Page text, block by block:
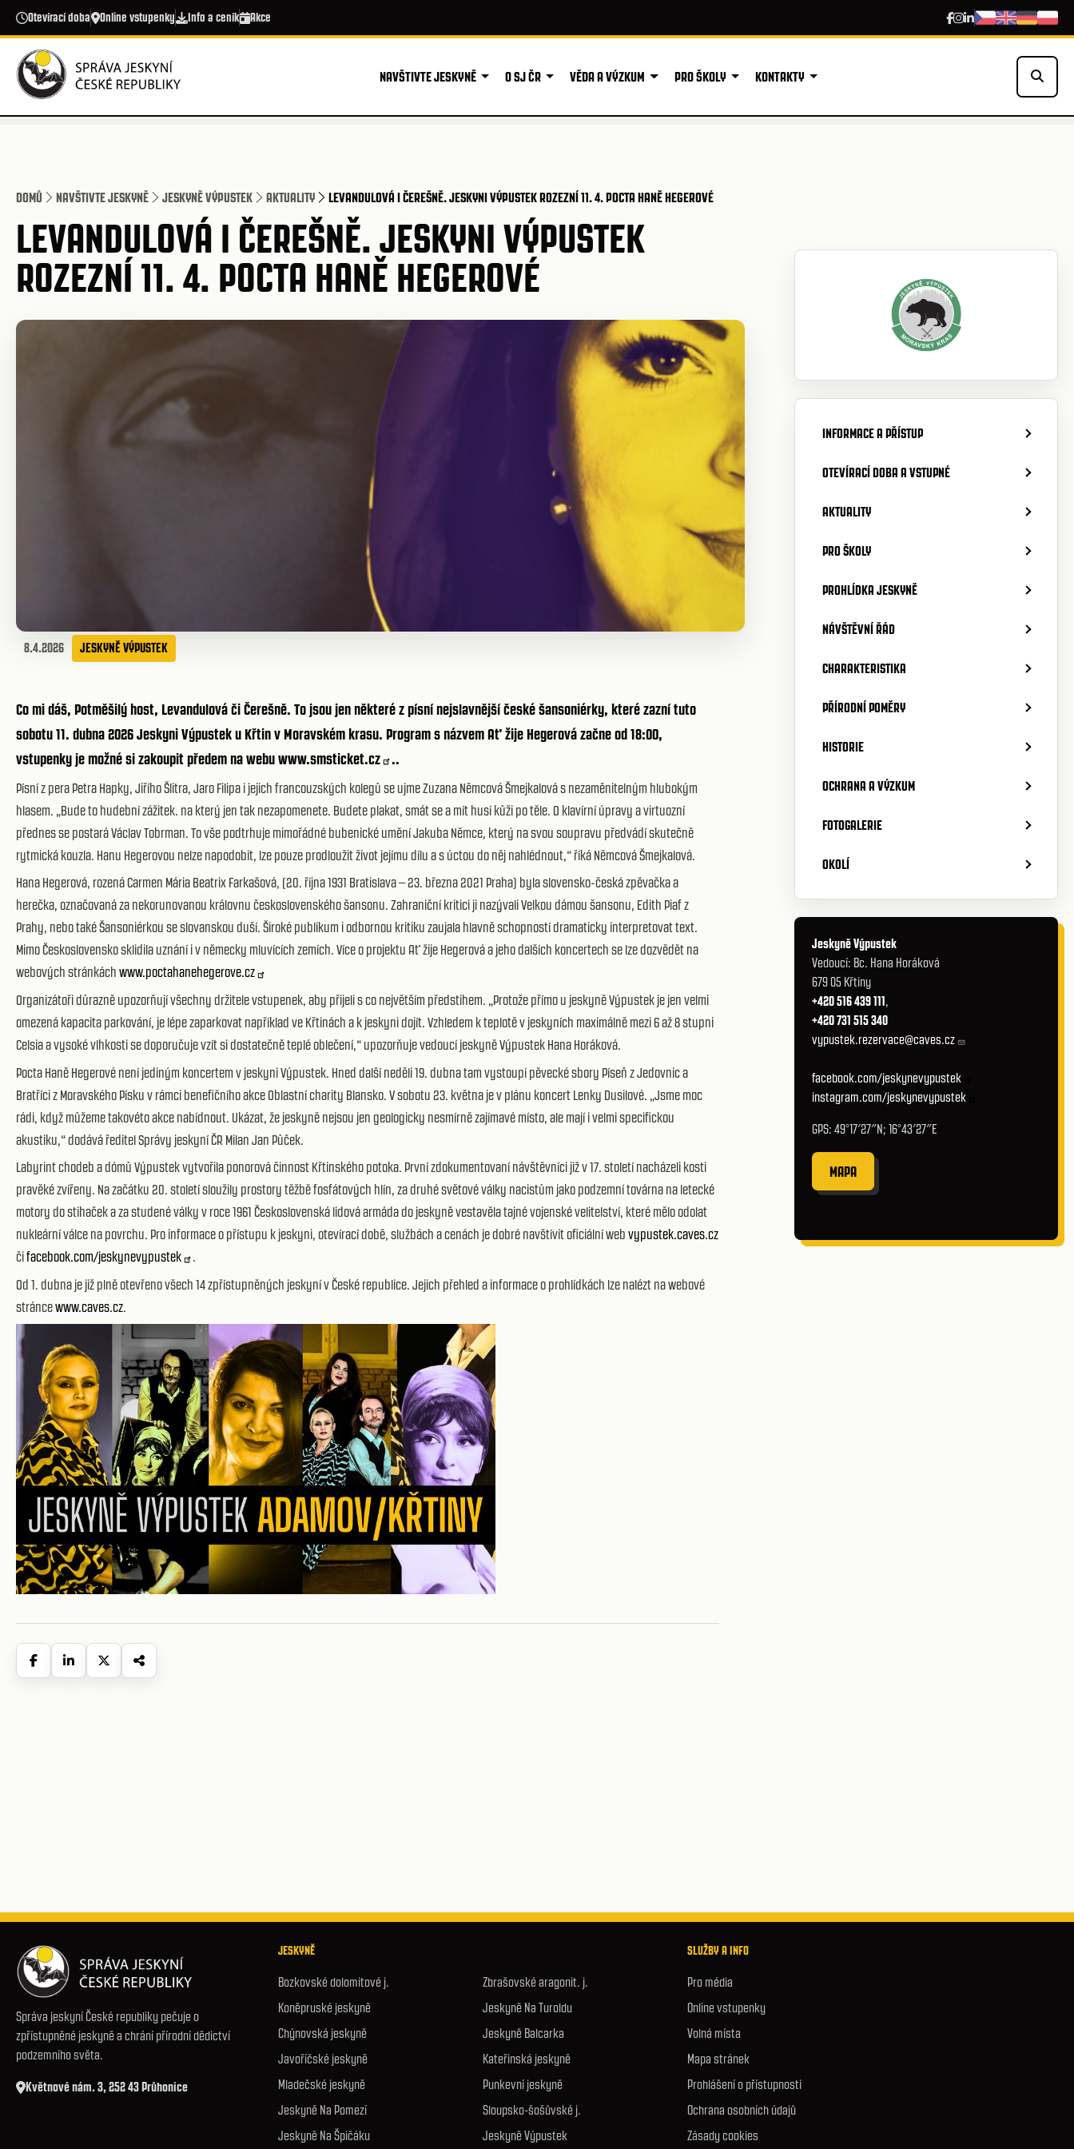
Přejít k hlavnímu obsahu
Otevírací doba Online vstupenky Info a ceník Akce
NAVŠTIVTE JESKYNĚ O SJ ČR VĚDA A VÝZKUM PRO ŠKOLY KONTAKTY
DOMŮ NAVŠTIVTE JESKYNĚ JESKYNĚ VÝPUSTEK AKTUALITY LEVANDULOVÁ I ČEREŠNĚ. JESKYNI VÝPUSTEK ROZEZNÍ 11. 4. POCTA HANĚ HEGEROVÉ
LEVANDULOVÁ I ČEREŠNĚ. JESKYNI VÝPUSTEK
ROZEZNÍ 11. 4. POCTA HANĚ HEGEROVÉ
8.4.2026 JESKYNĚ VÝPUSTEK
Co mi dáš, Potměšilý host, Levandulová či Čerešně. To jsou jen některé z písní nejslavnější české šansoniérky, které zazní tuto
sobotu 11. dubna 2026 Jeskyni Výpustek u Křtin v Moravském krasu. Program s názvem Ať žije Hegerová začne od 18:00,
vstupenky je možné si zakoupit předem na webuwww.smsticket.cz ..
Písní z pera Petra Hapky, Jiřího Šlitra, Jaro Filipa i jejich francouzských kolegů se ujme Zuzana Němcová Šmejkalová s nezaměnitelným hlubokým
hlasem. „Bude to hudební zážitek. na který jen tak nezapomenete. Budete plakat, smát se a mít husí kůži po těle. O klavírní úpravy a virtuozní
přednes se postará Václav Tobrman. To vše podtrhuje mimořádné bubenické umění Jakuba Němce, který na svou soupravu předvádí skutečně
rytmická kouzla. Hanu Hegerovou nelze napodobit, lze pouze prodloužit život jejímu dílu a s úctou do něj nahlédnout,“ říká Němcová Šmejkalová.
Hana Hegerová, rozená Carmen Mária Beatrix Farkašová, (20. října 1931 Bratislava – 23. března 2021 Praha) byla slovensko-česká zpěvačka a
herečka, označovaná za nekorunovanou královnu československého šansonu. Zahraniční kritici ji nazývali Velkou dámou šansonu, Edith Piaf z
Prahy, nebo také Šansoniérkou se slovanskou duší. Široké publikum i odbornou kritiku zaujala hlavně schopností dramaticky interpretovat text.
Mimo Československo sklidila uznání i v německy mluvících zemích. Více o projektu Ať žije Hegerová a jeho dalších koncertech se lze dozvědět na
webových stránkách www.poctahanehegerove.cz
Organizátoři důrazně upozorňují všechny držitele vstupenek, aby přijeli s co největším předstihem. „Protože přímo u jeskyně Výpustek je jen velmi
omezená kapacita parkování, je lépe zaparkovat například ve Křtinách a k jeskyni dojít. Vzhledem k teplotě v jeskyních maximálně mezi 6 až 8 stupni
Celsia a vysoké vlhkosti se doporučuje vzít si dostatečně teplé oblečení,“ upozorňuje vedoucí jeskyně Výpustek Hana Horáková.
Pocta Haně Hegerové není jediným koncertem v jeskyni Výpustek. Hned další neděli 19. dubna tam vystoupí pěvecké sbory Píseň z Jedovnic a
Bratříci z Moravského Písku v rámci benefičního akce Oblastní charity Blansko. V sobotu 23. května je v plánu koncert Lenky Dusilové. „Jsme moc
rádi, když můžeme takovéto akce nabídnout. Ukázat, že jeskyně nejsou jen geologicky nesmírně zajímavé místo, ale mají i velmi specifickou
akustiku,“ dodává ředitel Správy jeskyní ČR Milan Jan Půček.
Labyrint chodeb a dómů Výpustek vytvořila ponorová činnost Křtinského potoka. První zdokumentovaní návštěvníci již v 17. století nacházeli kosti
pravěké zvířeny. Na začátku 20. století sloužily prostory těžbě fosfátových hlín, za druhé světové války nacistům jako podzemní továrna na letecké
motory do stihaček a za studené války v roce 1961 Československá lidová armáda do jeskyně vestavěla tajné vojenské velitelství, které mělo odolat
nukleární válce na povrchu. Pro informace o přístupu k jeskyni, otevírací době, službách a cenách je dobré navštívit oficiální web vypustek.caves.cz
čifacebook.com/jeskynevypustek
.
Od 1. dubna je již plně otevřeno všech 14 zpřístupněných jeskyní v České republice. Jejich přehled a informace o prohlídkách lze nalézt na webové
stráncewww.caves.cz.
INFORMACE A PŘÍSTUP
OTEVÍRACÍ DOBA A VSTUPNÉ
AKTUALITY
PRO ŠKOLY
PROHLÍDKA JESKYNĚ
NÁVŠTĚVNÍ ŘÁD
CHARAKTERISTIKA
PŘÍRODNÍ POMĚRY
HISTORIE
OCHRANA A VÝZKUM
FOTOGALERIE
OKOLÍ
Jeskyně Výpustek
Vedoucí: Bc. Hana Horáková
679 05 Křtiny
+420 516 439 111,
+420 731 515 340
vypustek.rezervace@caves.cz
facebook.com/jeskynevypustek
instagram.com/jeskynevypustek
GPS: 49°17′27″N; 16°43′27″E
MAPA
Správa jeskyní České republiky pečuje o
zpřístupněné jeskyně a chrání přírodní dědictví
podzemního světa.
Květnové nám. 3, 252 43 Průhonice
JESKYNĚ
Bozkovské dolomitové j.
Koněpruské jeskyně
Chýnovská jeskyně
Javoříčské jeskyně
Mladečské jeskyně
Jeskyně Na Pomezí
Jeskyně Na Špičáku
Zbrašovské aragonit. j.
Jeskyně Na Turoldu
Jeskyně Balcarka
Kateřinská jeskyně
Punkevní jeskyně
Sloupsko-šošůvské j.
Jeskyně Výpustek
SLUŽBY A INFO
Pro média
Online vstupenky
Volná místa
Mapa stránek
Prohlášení o přístupnosti
Ochrana osobních údajů
Zásady cookies